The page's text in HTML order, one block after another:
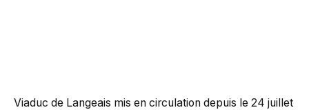
Viaduc de Langeais mis en circulation depuis le 24 juillet